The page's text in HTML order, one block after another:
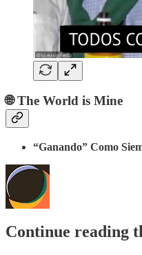
🌐 The World is Mine
“Ganando” Como
Continue reading